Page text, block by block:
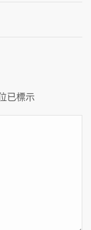
已標示